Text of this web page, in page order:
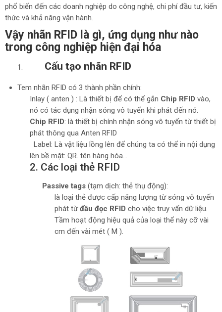
phổ biến đến các doanh nghiệp do công nghệ, chi phí đầu tư, kiến
thức và khả năng vận hành.
Vậy nhãn RFID là gì, ứng dụng như nào
trong công nghiệp hiện đại hóa
Cấu tạo nhãn RFID
Tem nhãn RFID có 3 thành phần chính:
Inlay ( anten ) : Là thiết bị để có thể gắn Chip RFID vào,
nó có tác dụng nhận sóng vô tuyến khi phát đến nó.
Chip RFID: là thiết bị chính nhận sóng vô tuyến từ thiết bị
phát thông qua Anten RFID
Label: Là vật liệu lồng lên để chúng ta có thể in nội dụng
lên bề mặt: QR. tên hàng hóa…
2. Các loại thẻ RFID
Passive tags (tạm dịch: thẻ thụ động):
là loại thẻ được cấp năng lượng từ sóng vô tuyến
phát từđầu đọc RFID cho việc truy vấn dữ liệu.
Tầm hoạt động hiệu quả của loại thể này cỡ vài
cm đến vài mét ( M ).